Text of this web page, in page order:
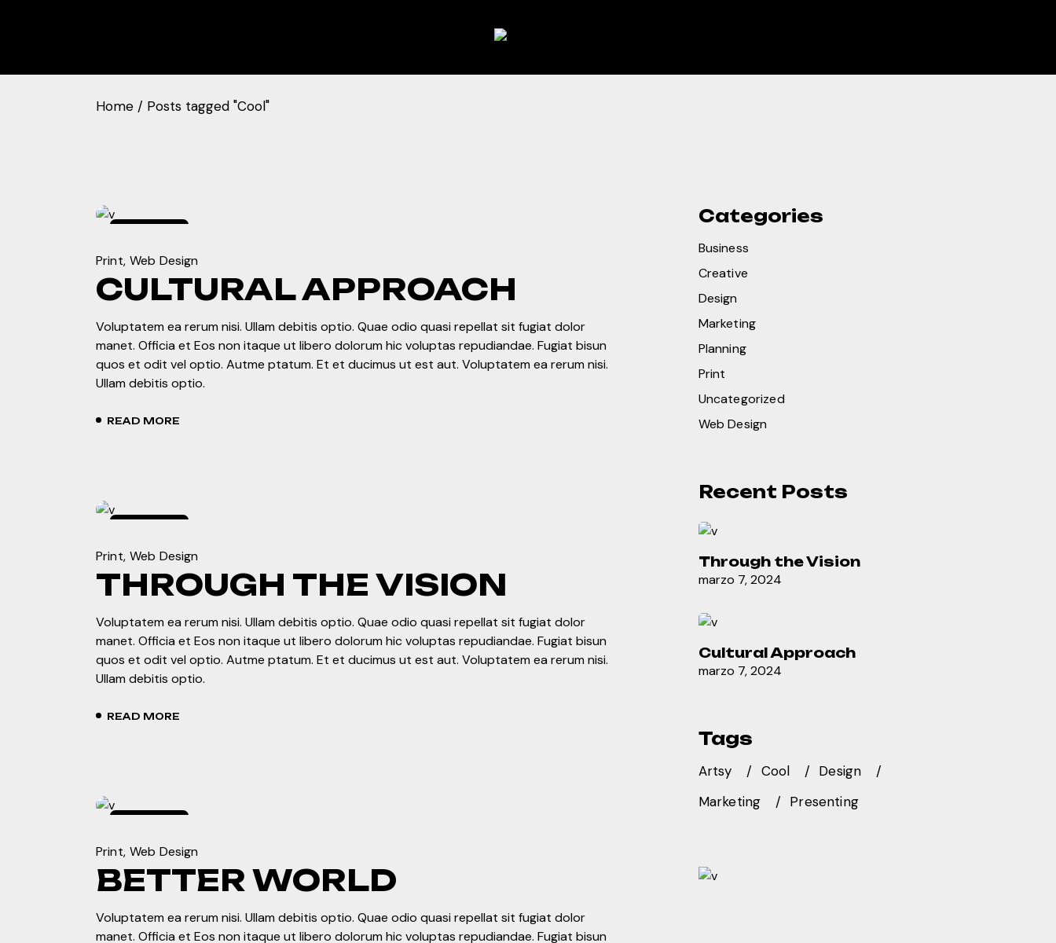
Home Posts tagged "Cool"
2024
Print Web Design
CULTURAL APPROACH
Voluptatem ea rerum nisi. Ullam debitis optio. Quae odio quasi repellat sit fugiat dolor
manet. Officia et Eos non itaque ut libero dolorum hic voluptas repudiandae. Fugiat bisun
quos et odit vel optio. Autme ptatum. Et et ducimus ut est aut. Voluptatem ea rerum nisi.
Ullam debitis optio.
READ MORE
2024
Print Web Design
THROUGH THE VISION
Voluptatem ea rerum nisi. Ullam debitis optio. Quae odio quasi repellat sit fugiat dolor
manet. Officia et Eos non itaque ut libero dolorum hic voluptas repudiandae. Fugiat bisun
quos et odit vel optio. Autme ptatum. Et et ducimus ut est aut. Voluptatem ea rerum nisi.
Ullam debitis optio.
READ MORE
2024
Print Web Design
BETTER WORLD
Voluptatem ea rerum nisi. Ullam debitis optio. Quae odio quasi repellat sit fugiat dolor
manet. Officia et Eos non itaque ut libero dolorum hic voluptas repudiandae. Fugiat bisun
Categories
Business
Creative
Design
Marketing
Planning
Print
Uncategorized
Web Design
Recent Posts
Through the Vision
marzo 7, 2024
Cultural Approach
marzo 7, 2024
Tags
Artsy Cool
Design
Marketing
Presenting